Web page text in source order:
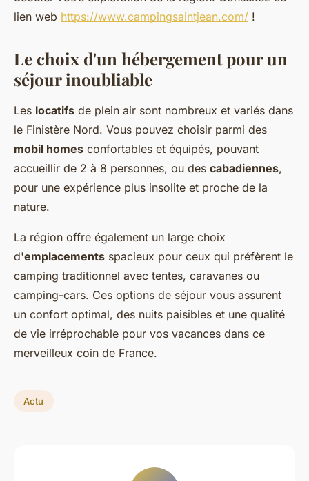
lien web https://www.campingsaintjean.com/ !
Le choix d'un hébergement pour un
séjour inoubliable
Les locatifs de plein air sont nombreux et variés dans
le Finistère Nord. Vous pouvez choisir parmi des
mobil homes confortables et équipés, pouvant
accueillir de 2 à 8 personnes, ou des cabadiennes,
pour une expérience plus insolite et proche de la
nature.
La région offre également un large choix
d'emplacements spacieux pour ceux qui préfèrent le
camping traditionnel avec tentes, caravanes ou
camping-cars. Ces options de séjour vous assurent
un confort optimal, des nuits paisibles et une qualité
de vie irréprochable pour vos vacances dans ce
merveilleux coin de France.
Actu